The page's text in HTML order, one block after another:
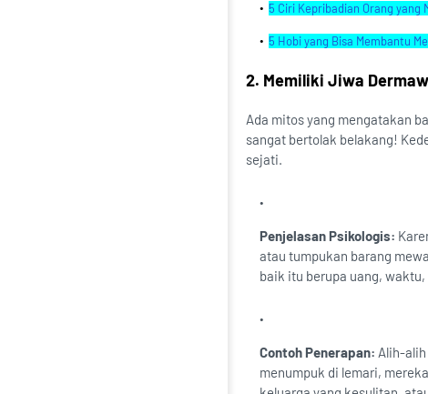
5 Ciri Kepribadian Orang yang
5 Hobi yang Bisa Membantu
2. Memiliki Jiwa
Ada mitos yang mengatakan
sangat bertolak belakang!
sejati.
Penjelasan Psikologis:
atau tumpukan barang
baik itu berupa uang,
Contoh Penerapan: Alih-
menumpuk di lemari,